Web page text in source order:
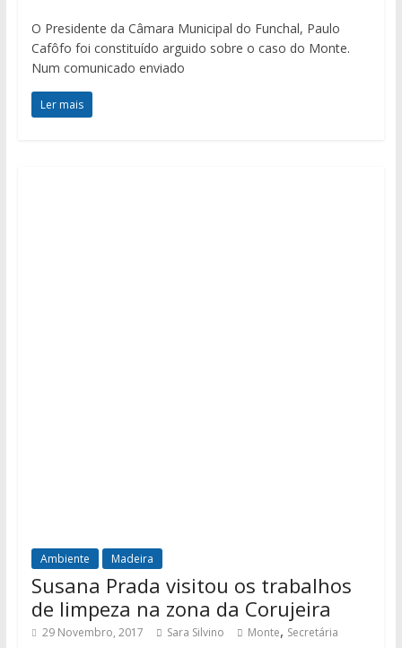
O Presidente da Câmara Municipal do Funchal, Paulo
Cafôfo foi constituído arguido sobre o caso do Monte.
Num comunicado enviado
Ler mais
Ambiente Madeira
Susana Prada visitou os trabalhos
de limpeza na zona da Corujeira
29 Novembro, 2017 Sara Silvino Monte, Secretária